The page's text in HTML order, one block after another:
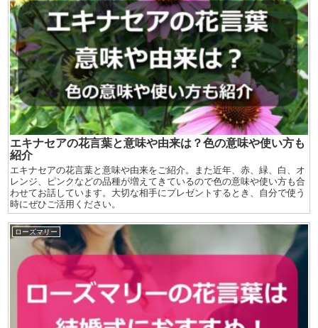
エキナセアの花言葉と意味や由来は？色の意味や使い方も
紹介
エキナセアの花言葉と意味や由来をご紹介。また近年、赤、緑、白、オ
レンジ、ピンクなどの品種が増えてきているので色の意味や使い方も合
わせてお話しています。大切な相手にプレゼントするとき、自分で使う
時にぜひご活用ください。
ローズマリー